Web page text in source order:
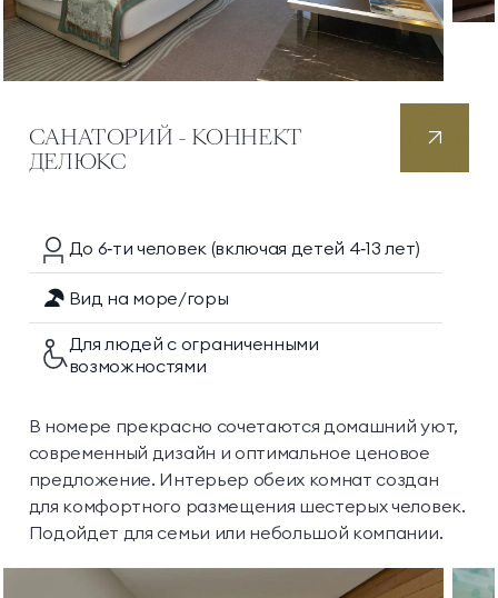
САНАТОРИЙ - КОННЕКТ
ДЕЛЮКС
До 6‑тичеловек (включая детей 4‑13 лет)
Вид на море/горы
Для людей с ограниченными
возможностями
В номере прекрасно сочетаются домашний уют,
современный дизайн и оптимальное ценовое
предложение. Интерьер обеих комнат создан
для комфортного размещения шестерых человек.
Подойдет для семьи или небольшой компании.